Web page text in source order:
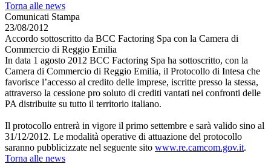
Torna alle news
Comunicati Stampa
23/08/2012
Accordo sottoscritto da BCC Factoring Spa con la Camera di
Commercio di Reggio Emilia
In data 1 agosto 2012 BCC Factoring Spa ha sottoscritto, con la
Camera di Commercio di Reggio Emilia, il Protocollo di Intesa che
favorisce l’accesso al credito delle imprese, iscritte presso la stessa,
attraverso la cessione pro soluto di crediti vantati nei confronti delle
PA distribuite su tutto il territorio italiano.
Il protocollo entrerà in vigore il primo settembre e sarà valido sino al
31/12/2012. Le modalità operative di attuazione del protocollo
saranno pubblicizzate nel seguente sito www.re.camcom.gov.it.
Torna alle news